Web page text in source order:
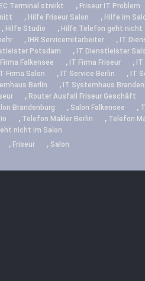
Terminal streikt , Friseur IT Problem
, Hilfe Friseur Salon , Hilfe im
, Hilfe Studio , Hilfe Telefon geht nicht
, IHR Servicemitarbeiter , IT
Potsdam , IT Dienstleister
Firma Falkensee , IT Firma Friseur ,
IT Firma Salon , IT Service Berlin , IT
Berlin , IT Systemhaus
, Router Ausfall Friseur Geschäft
Brandenburg , Salon Falkensee ,
, Telefon Makler Berlin , Telefon
nicht im Salon
, Friseur , Salon